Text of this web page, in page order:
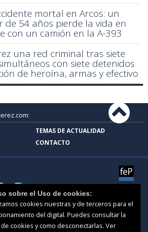
mortal en Arcos: un
de 54 años pierde la vida en
con un camión en la A-393
una red criminal tras siete
con siete detenidos
de heroína, armas y efectivo
TEMAS DE ACTUALIDAD
CONTACTO
sobre el Uso de cookies:
cookies nuestras y de terceros para el
del digital. Puedes consultar la
cookies y como desconectarlas. Ver